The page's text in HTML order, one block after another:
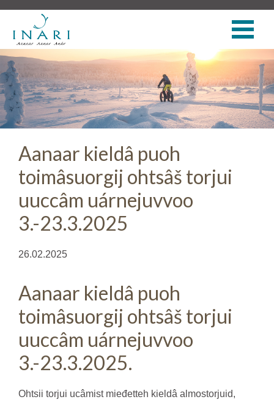
Aanaar kieldâ puoh
toimâsuorgij ohtsâš torjui
uuccâm uárnejuvvoo
3.-23.3.2025
26.02.2025
Aanaar kieldâ puoh
toimâsuorgij ohtsâš torjui
uuccâm uárnejuvvoo
3.-23.3.2025.
Ohtsii torjui ucâmist mieđetteh kieldâ almostorjuid,